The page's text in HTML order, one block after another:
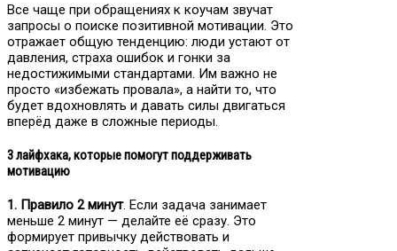
Все чаще при обращениях к коучам звучат
запросы о поиске позитивной мотивации. Это
отражает общую тенденцию: люди устают от
давления, страха ошибок и гонки за
недостижимыми стандартами. Им важно не
просто «избежать провала», а найти то, что
будет вдохновлять и давать силы двигаться
вперёд даже в сложные периоды.
3 лайфхака, которые помогут поддерживать
мотивацию
1. Правило 2 минут. Если задача занимает
меньше 2 минут — делайте её сразу. Это
формирует привычку действовать и